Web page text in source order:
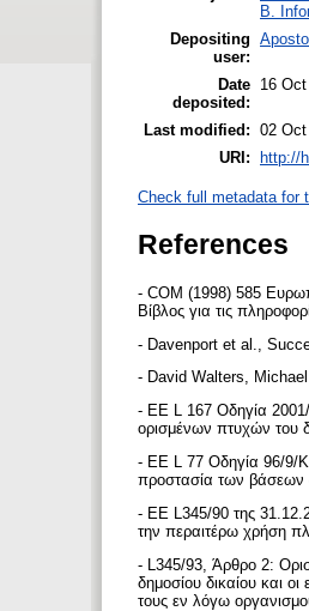
B.
Depositing
user:
Date
deposited:
16
Last modified: 02
URI:
http://
Check full metadata for
References
- COM (1998) 585
Βίβλος για τις
- Davenport et al.,
- David Walters,
- EE L 167 Οδηγία
ορισμένων πτυχών του
- EE L 77 Οδηγία 96/9/Κ
προστασία των
- EE L345/90 της
την περαιτέρω χρήση
- L345/93, Άρθρο 2:
δημοσίου δικαίου και
τους εν λόγω